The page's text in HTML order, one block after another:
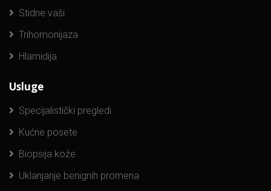
Stidne vaši
Trihomonijaza
Hlamidija
Usluge
Specijalistički pregledi
Kućne posete
Biopsija kože
Uklanjanje benignih promena